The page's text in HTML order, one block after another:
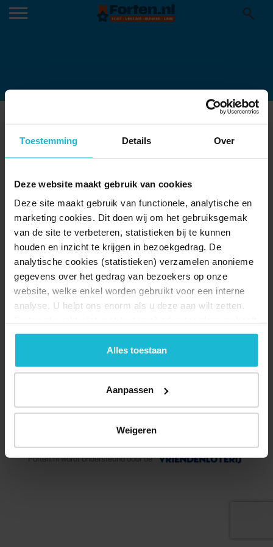
Toestemming Details Over
Deze website maakt gebruik van cookies
Deze site maakt gebruik van functionele, analytische en
marketing cookies. Dit doen wij om het gebruiksgemak
van de site te verbeteren, statistieken bij te kunnen
houden en inzicht te krijgen in bezoekgedrag. De
analytische cookies (statistieken) verzamelen anonieme
gegevens over het gedrag van bezoekers op onze
website, welke enkel worden gebruikt voor een interne
analyse. U helpt ons enorm als u deze aan wilt zetten.
geen commerciële doelstelling. U kunt deze cookies via
de knoppen accepteren, beheren of weigeren.
Alles toestaan
Aanpassen
Weigeren
REUZENRAD-STEENWIJK-THUMB-
1.-OVERVIEW
© 2026 Stichting Forten Nederland
Forten.nl wordt ondersteund door de